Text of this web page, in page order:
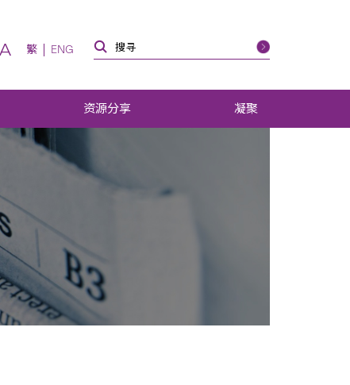
A 繁 ENG
资源分享 凝聚